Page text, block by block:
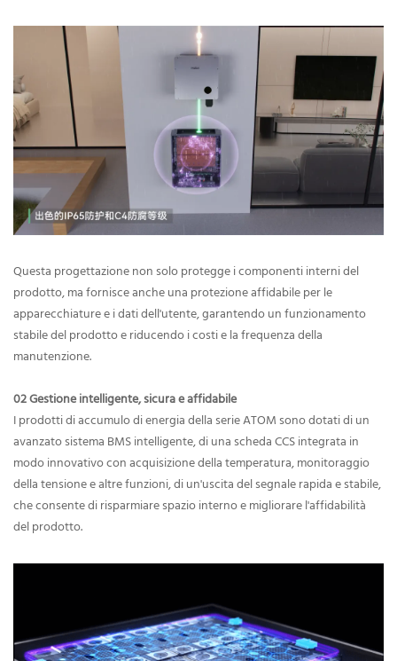
Questa progettazione non solo protegge i componenti interni del
prodotto, ma fornisce anche una protezione affidabile per le
apparecchiature e i dati dell'utente, garantendo un funzionamento
stabile del prodotto e riducendo i costi e la frequenza della
manutenzione.
02 Gestione intelligente, sicura e affidabile
I prodotti di accumulo di energia della serie ATOM sono dotati di un
avanzato sistema BMS intelligente, di una scheda CCS integrata in
modo innovativo con acquisizione della temperatura, monitoraggio
della tensione e altre funzioni, di un'uscita del segnale rapida e stabile,
che consente di risparmiare spazio interno e migliorare l'affidabilità
del prodotto.